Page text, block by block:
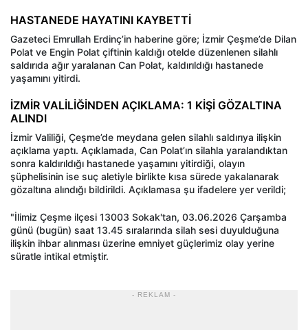
HASTANEDE HAYATINI KAYBETTİ
Gazeteci Emrullah Erdinç’in haberine göre; İzmir Çeşme’de Dilan
Polat ve Engin Polat çiftinin kaldığı otelde düzenlenen silahlı
saldırıda ağır yaralanan Can Polat, kaldırıldığı hastanede
yaşamını yitirdi.
İZMİR VALİLİĞİNDEN AÇIKLAMA: 1 KİŞİ GÖZALTINA
ALINDI
İzmir Valiliği, Çeşme’de meydana gelen silahlı saldırıya ilişkin
açıklama yaptı. Açıklamada, Can Polat’ın silahla yaralandıktan
sonra kaldırıldığı hastanede yaşamını yitirdiği, olayın
şüphelisinin ise suç aletiyle birlikte kısa sürede yakalanarak
gözaltına alındığı bildirildi. Açıklamasa şu ifadelere yer verildi;
"İlimiz Çeşme ilçesi 13003 Sokak'tan, 03.06.2026 Çarşamba
günü (bugün) saat 13.45 sıralarında silah sesi duyulduğuna
ilişkin ihbar alınması üzerine emniyet güçlerimiz olay yerine
süratle intikal etmiştir.
- REKLAM -